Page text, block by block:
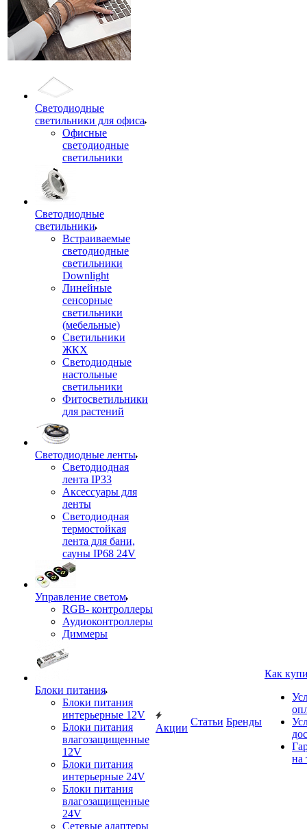
Светодиодные
светильники для офиса
Офисные
светодиодные
светильники
Светодиодные
светильники
Встраиваемые
светодиодные
светильники
Downlight
Линейные
сенсорные
светильники
(мебельные)
Светильники
ЖКХ
Светодиодные
настольные
светильники
Фитосветильники
для растений
Светодиодные ленты
Светодиодная
лента IP33
Аксессуары для
ленты
Светодиодная
термостойкая
лента для бани,
сауны IP68 24V
Управление светом
RGB- контроллеры
Аудиоконтроллеры
Диммеры
Блоки питания
Блоки питания
интерьерные 12V
Блоки питания
влагозащищенные
12V
Блоки питания
интерьерные 24V
Блоки питания
влагозащищенные
24V
Сетевые адаптеры
Акции
Статьи Бренды
Как
на